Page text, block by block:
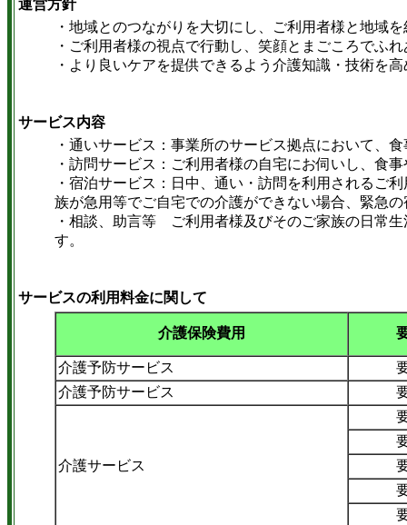
運営方針
・地域とのつながりを大切にし、ご利用者様と地域
・ご利用者様の視点で行動し、笑顔とまごころでふ
・より良いケアを提供できるよう介護知識・技術を
サービス内容
・通いサービス：事業所のサービス拠点において、
・訪問サービス：ご利用者様の自宅にお伺いし、食
・宿泊サービス：日中、通い・訪問を利用されるご
族が急用等でご自宅での介護ができない場合、緊急
・相談、助言等 ご利用者様及びそのご家族の日常
す。
サービスの利用料金に関して
介護保険費用
介護予防サービス
介護予防サービス
介護サービス